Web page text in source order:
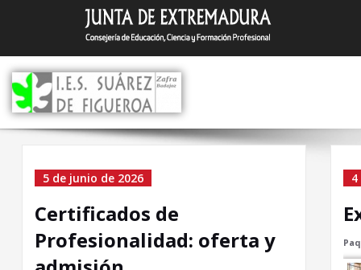
Saltar
contenido
Categoría el Sin
5 de junio de 2026
Certificados de
Profesionalidad: oferta y